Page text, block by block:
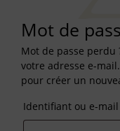
Mot de
Mot de passe perdu
votre adresse e-
pour créer un
Identifiant ou e-mail